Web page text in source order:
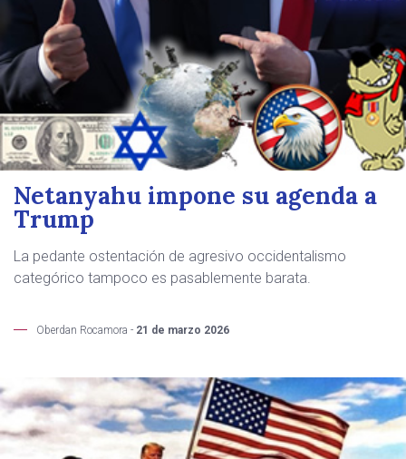
Netanyahu impone su agenda a
Trump
La pedante ostentación de agresivo occidentalismo
categórico tampoco es pasablemente barata.
Oberdan Rocamora - 21 de marzo 2026